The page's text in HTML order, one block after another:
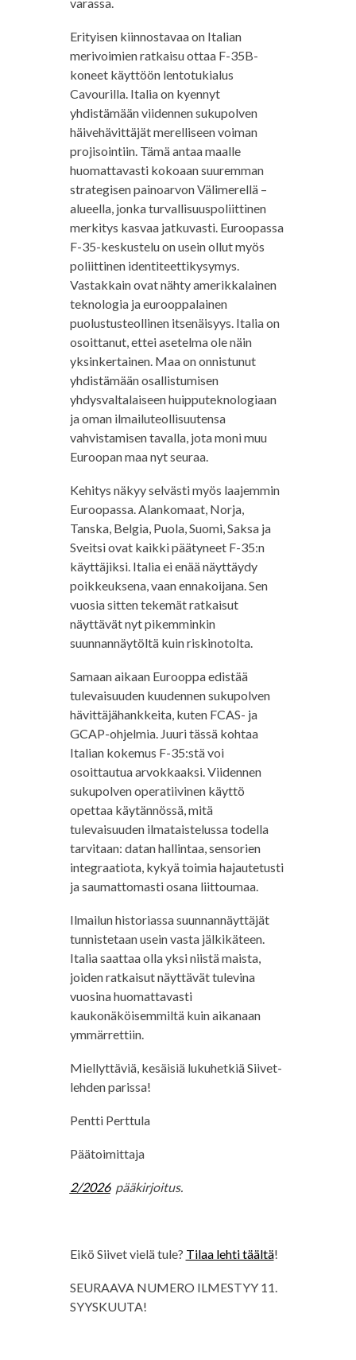
varassa.
Erityisen kiinnostavaa on Italian
merivoimien ratkaisu ottaa F-35B-
koneet käyttöön lentotukialus
Cavourilla. Italia on kyennyt
yhdistämään viidennen sukupolven
häivehävittäjät merelliseen voiman
projisointiin. Tämä antaa maalle
huomattavasti kokoaan suuremman
strategisen painoarvon Välimerellä –
alueella, jonka turvallisuuspoliittinen
merkitys kasvaa jatkuvasti. Euroopassa
F-35-keskustelu on usein ollut myös
poliittinen identiteettikysymys.
Vastakkain ovat nähty amerikkalainen
teknologia ja eurooppalainen
puolustusteollinen itsenäisyys. Italia on
osoittanut, ettei asetelma ole näin
yksinkertainen. Maa on onnistunut
yhdistämään osallistumisen
yhdysvaltalaiseen huipputeknologiaan
ja oman ilmailuteollisuutensa
vahvistamisen tavalla, jota moni muu
Euroopan maa nyt seuraa.
Kehitys näkyy selvästi myös laajemmin
Euroopassa. Alankomaat, Norja,
Tanska, Belgia, Puola, Suomi, Saksa ja
Sveitsi ovat kaikki päätyneet F-35:n
käyttäjiksi. Italia ei enää näyttäydy
poikkeuksena, vaan ennakoijana. Sen
vuosia sitten tekemät ratkaisut
näyttävät nyt pikemminkin
suunnannäytöltä kuin riskinotolta.
Samaan aikaan Eurooppa edistää
tulevaisuuden kuudennen sukupolven
hävittäjähankkeita, kuten FCAS- ja
GCAP-ohjelmia. Juuri tässä kohtaa
Italian kokemus F-35:stä voi
osoittautua arvokkaaksi. Viidennen
sukupolven operatiivinen käyttö
opettaa käytännössä, mitä
tulevaisuuden ilmataistelussa todella
tarvitaan: datan hallintaa, sensorien
integraatiota, kykyä toimia hajautetusti
ja saumattomasti osana liittoumaa.
Ilmailun historiassa suunnannäyttäjät
tunnistetaan usein vasta jälkikäteen.
Italia saattaa olla yksi niistä maista,
joiden ratkaisut näyttävät tulevina
vuosina huomattavasti
kaukonäköisemmiltä kuin aikanaan
ymmärrettiin.
Miellyttäviä, kesäisiä lukuhetkiä Siivet-
lehden parissa!
Pentti Perttula
Päätoimittaja
2/2026pääkirjoitus.
Eikö Siivet vielä tule? Tilaa lehti täältä!
SEURAAVA NUMERO ILMESTYY 11.
SYYSKUUTA!